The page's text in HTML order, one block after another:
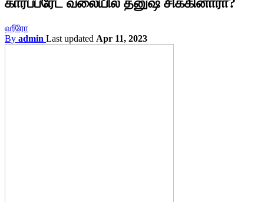
ஹீரோ
By admin Last updated Apr 11, 2023